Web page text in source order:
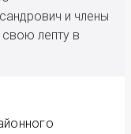
и члены
лепту в